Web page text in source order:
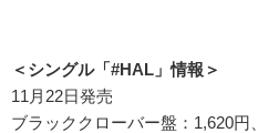
＜シングル「#HAL」情報＞
11月22日発売
ブラッククローバー盤：1,620円